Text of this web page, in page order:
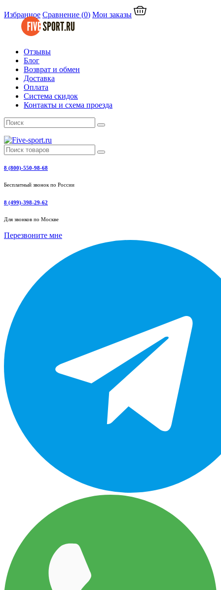
Избранное Сравнение (0) Мои заказы
Отзывы
Блог
Возврат и обмен
Доставка
Оплата
Система скидок
Контакты и схема проезда
8 (800)-550-98-68
Бесплатный звонок по России
8 (499)-398-29-62
Для звонков по Москве
Перезвоните мне